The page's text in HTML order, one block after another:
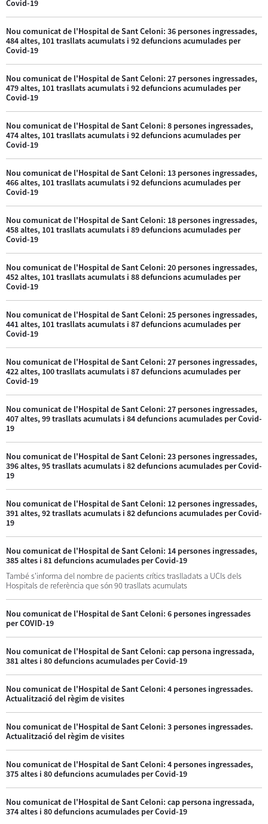
Covid-19
Nou comunicat de l'Hospital de Sant Celoni: 36 persones ingressades,
484 altes, 101 trasllats acumulats i 92 defuncions acumulades per
Covid-19
Nou comunicat de l'Hospital de Sant Celoni: 27 persones ingressades,
479 altes, 101 trasllats acumulats i 92 defuncions acumulades per
Covid-19
Nou comunicat de l'Hospital de Sant Celoni: 8 persones ingressades,
474 altes, 101 trasllats acumulats i 92 defuncions acumulades per
Covid-19
Nou comunicat de l'Hospital de Sant Celoni: 13 persones ingressades,
466 altes, 101 trasllats acumulats i 92 defuncions acumulades per
Covid-19
Nou comunicat de l'Hospital de Sant Celoni: 18 persones ingressades,
458 altes, 101 trasllats acumulats i 89 defuncions acumulades per
Covid-19
Nou comunicat de l'Hospital de Sant Celoni: 20 persones ingressades,
452 altes, 101 trasllats acumulats i 88 defuncions acumulades per
Covid-19
Nou comunicat de l'Hospital de Sant Celoni: 25 persones ingressades,
441 altes, 101 trasllats acumulats i 87 defuncions acumulades per
Covid-19
Nou comunicat de l'Hospital de Sant Celoni: 27 persones ingressades,
422 altes, 100 trasllats acumulats i 87 defuncions acumulades per
Covid-19
Nou comunicat de l'Hospital de Sant Celoni: 27 persones ingressades,
407 altes, 99 trasllats acumulats i 84 defuncions acumulades per Covid-
19
Nou comunicat de l'Hospital de Sant Celoni: 23 persones ingressades,
396 altes, 95 trasllats acumulats i 82 defuncions acumulades per Covid-
19
Nou comunicat de l'Hospital de Sant Celoni: 12 persones ingressades,
391 altes, 92 trasllats acumulats i 82 defuncions acumulades per Covid-
19
Nou comunicat de l'Hospital de Sant Celoni: 14 persones ingressades,
385 altes i 81 defuncions acumulades per Covid-19
També s'informa del nombre de pacients crítics traslladats a UCIs dels
Hospitals de referència que són 90 trasllats acumulats
Nou comunicat de l'Hospital de Sant Celoni: 6 persones ingressades
per COVID-19
Nou comunicat de l'Hospital de Sant Celoni: cap persona ingressada,
381 altes i 80 defuncions acumulades per Covid-19
Nou comunicat de l'Hospital de Sant Celoni: 4 persones ingressades.
Actualització del règim de visites
Nou comunicat de l'Hospital de Sant Celoni: 3 persones ingressades.
Actualització del règim de visites
Nou comunicat de l'Hospital de Sant Celoni: 4 persones ingressades,
375 altes i 80 defuncions acumulades per Covid-19
Nou comunicat de l'Hospital de Sant Celoni: cap persona ingressada,
374 altes i 80 defuncions acumulades per Covid-19